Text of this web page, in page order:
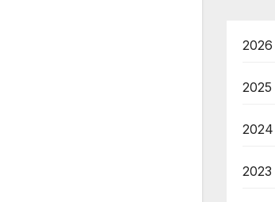
2026
2025
2024
2023